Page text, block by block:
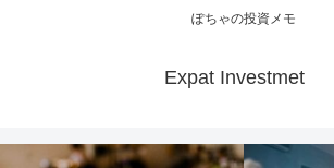
ぽちゃの投資メモ
Expat Investmet